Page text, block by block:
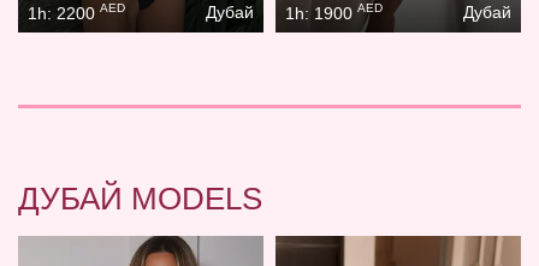
1h: 2200 AED Дубай 1h: 1900 AED Дубай
ДУБАЙ MODELS